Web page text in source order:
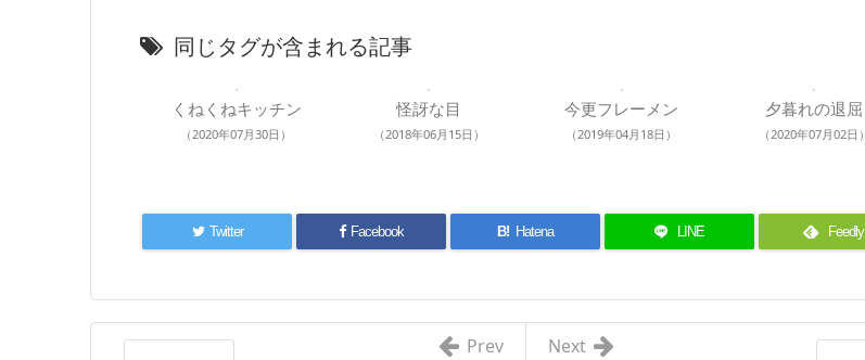
同じタグが含まれる記事
くねくねキッチン
（2020年07月30日）
怪訝な目
（2018年06月15日）
今更フレーメン
（2019年04月18日）
夕暮れの退屈
（2020年07月02日）
Twitter Facebook B! Hatena LINE Feedly
Next
Prev